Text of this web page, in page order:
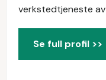
verkstedtjeneste
Se full profil >>